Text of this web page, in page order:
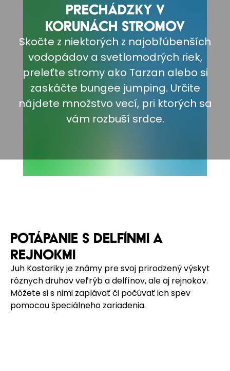
PRECHÁDZKY V
KORUNÁCH STROMOV
Skočte z niektorých z najobľúbenších
vodopádov a svetlomodrých riek,
preleťte stromy ako Tarzan alebo si
zaskáčte bungee jumping. Určite
nájdete množstvo vecí, pri ktorých sa
vám rozbuší srdce.
POTÁPANIE S DELFÍNMI A
REJNOKMI
Juh Kostariky je známy pre svoj prirodzený výskyt
rôznych druhov veľrýb a delfínov, ale aj rejnokov.
Môžete si s nimi zaplávať či počúvať ich spev
pomocou špeciálneho zariadenia.